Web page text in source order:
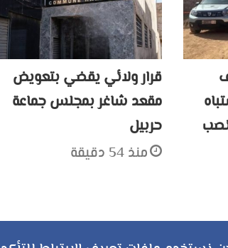
قرار ولائي يقضي بتعويض
مقعد شاغر بمجلس جماعة
حربيل
منذ 54 دقيقة